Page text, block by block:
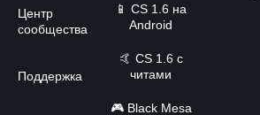
Центр
сообщества
Поддержка
📱 CS 1.6 на
Android
🤙 CS 1.6 с
читами
🎮 Black Mesa